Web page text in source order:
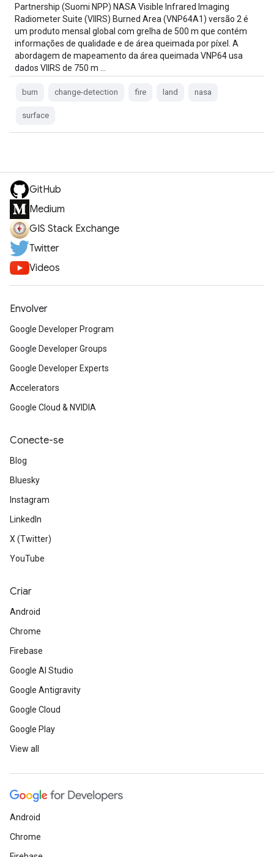
Partnership (Suomi NPP) NASA Visible Infrared Imaging
Radiometer Suite (VIIRS) Burned Area (VNP64A1) versão 2 é
um produto mensal global com grelha de 500 m que contém
informações de qualidade e de área queimada por píxel. A
abordagem de mapeamento da área queimada VNP64 usa
dados VIIRS de 750 m …
burn change-detection fire land nasa
surface
GitHub
Medium
GIS Stack Exchange
Twitter
Videos
Envolver
Google Developer Program
Google Developer Groups
Google Developer Experts
Accelerators
Google Cloud & NVIDIA
Conecte-se
Blog
Bluesky
Instagram
LinkedIn
X (Twitter)
YouTube
Criar
Android
Chrome
Firebase
Google AI Studio
Google Antigravity
Google Cloud
Google Play
View all
Android
Chrome